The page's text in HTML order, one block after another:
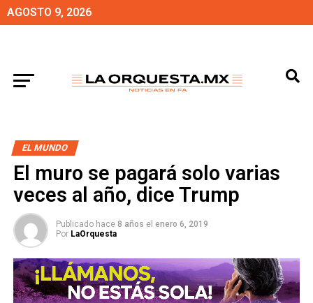
AGOSTO 9, 2026
EL MUNDO
El muro se pagará solo varias
veces al año, dice Trump
Publicado hace 8 años el enero 6, 2019
Por LaOrquesta